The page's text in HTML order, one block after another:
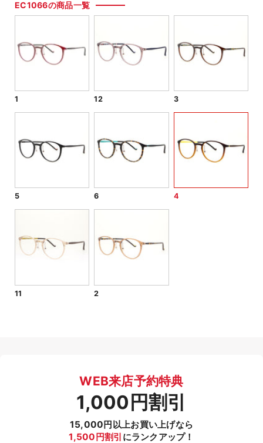
EC1066の商品一覧
1 12 3
5 6 4
11 2
WEB来店予約特典
1,000円割引
15,000円以上お買い上げなら
1,500円割引 にランクアップ！